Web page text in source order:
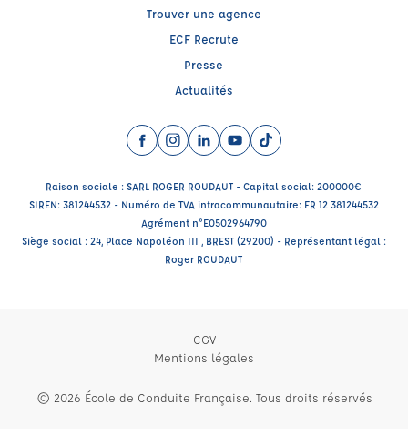
Trouver une agence
ECF Recrute
Presse
Actualités
Facebook (nouvelle fenêtre)
Instagram (nouvelle fenêtre)
LinkedIn (nouvelle fenêtre)
YouTube (nouvelle fenêtre)
TikTok (nouvelle
Raison sociale : SARL ROGER ROUDAUT - Capital social: 200000€
SIREN: 381244532 - Numéro de TVA intracommunautaire: FR 12 381244532
Agrément n°E0502964790
Siège social : 24, Place Napoléon III , BREST (29200) - Représentant légal :
Roger ROUDAUT
CGV
Mentions légales
© 2026 École de Conduite Française. Tous droits réservés